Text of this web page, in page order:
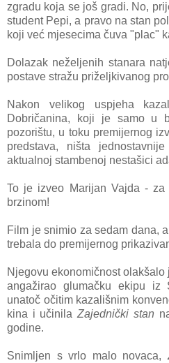
zgradu koja se još gradi. No,
student Pepi, a pravo na stan
koji već mjesecima čuva "plac"
Dolazak neželjenih stanara
postave stražu priželjkivanog
Nakon velikog uspjeha
Dobričanina, koji je samo u
pozorištu, u toku premijernog
predstava, ništa
aktualnoj stambenoj nestašici
To je izveo Marijan Vajda - za
brzinom!
Film je snimio za sedam dana,
trebala do premijernog
Njegovu ekonomičnost
angažirao glumačku ekipu iz
unatoč očitim kazališnim
kina i učinilaZajednički stan
godine.
Snimljen s vrlo malo novaca,